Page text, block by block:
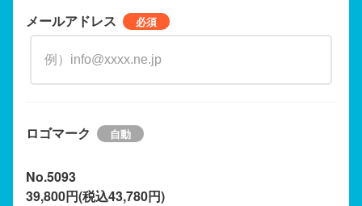
メールアドレス
ロゴマーク
No.5093
39,800円(税込43,780円)